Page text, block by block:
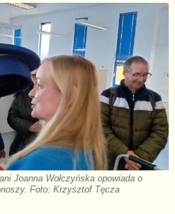
Joanna Wołczyńska opowiada o
Foto: Krzysztof Tęcza